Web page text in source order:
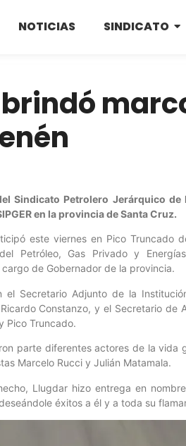
NOTICIAS SINDICATO
Sindicato Petrolero Jerárquico
en la provincia de Santa Cruz.
este viernes en Pico Truncado
Petróleo, Gas Privado y
de Gobernador de la provincia.
Secretario Adjunto de la
Constanzo, y el Secretario
Pico Truncado.
parte diferentes actores de la
Marcelo Rucci y Julián Matamala.
Llugdar hizo entrega en
éxitos a él y a toda su